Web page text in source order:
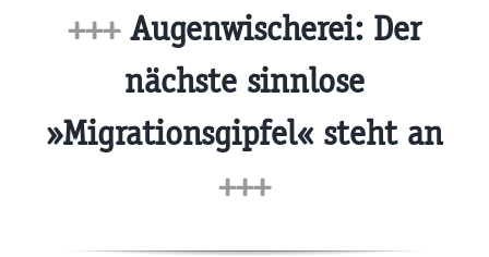
+++Augenwischerei: Der
nächste sinnlose
»Migrationsgipfel« steht an
+++